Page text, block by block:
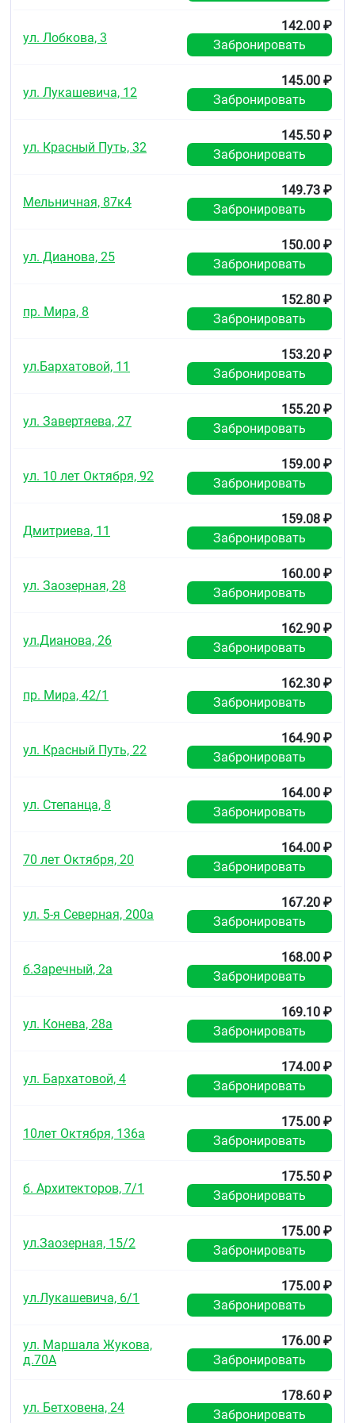
Хранить в сухом, недоступном для детей месте, при
температуре от +5ºС до +25ºС.
ул. Лобкова, 3
142.00 ₽
Забронировать
ул. Лукашевича, 12
145.00 ₽
Забронировать
ул. Красный Путь, 32
145.50 ₽
Забронировать
Мельничная, 87к4
149.73 ₽
Забронировать
ул. Дианова, 25
150.00 ₽
Забронировать
пр. Мира, 8
152.80 ₽
Забронировать
ул.Бархатовой, 11
153.20 ₽
Забронировать
ул. Завертяева, 27
155.20 ₽
Забронировать
ул. 10 лет Октября, 92
159.00 ₽
Забронировать
Дмитриева, 11
159.08 ₽
Забронировать
ул. Заозерная, 28
160.00 ₽
Забронировать
ул.Дианова, 26
162.90 ₽
Забронировать
пр. Мира, 42/1
162.30 ₽
Забронировать
ул. Красный Путь, 22
164.90 ₽
Забронировать
ул. Степанца, 8
164.00 ₽
Забронировать
70 лет Октября, 20
164.00 ₽
Забронировать
ул. 5-я Северная, 200а
167.20 ₽
Забронировать
б.Заречный, 2а
168.00 ₽
Забронировать
ул. Конева, 28а
169.10 ₽
Забронировать
ул. Бархатовой, 4
174.00 ₽
Забронировать
10лет Октября, 136а
175.00 ₽
Забронировать
б. Архитекторов, 7/1
175.50 ₽
Забронировать
ул.Заозерная, 15/2
175.00 ₽
Забронировать
ул.Лукашевича, 6/1
175.00 ₽
Забронировать
ул. Маршала Жукова,
д.70А
176.00 ₽
Забронировать
ул. Бетховена, 24
178.60 ₽
Забронировать